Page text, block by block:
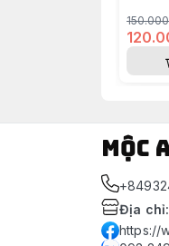
Mộc
Địa chỉ:
https://